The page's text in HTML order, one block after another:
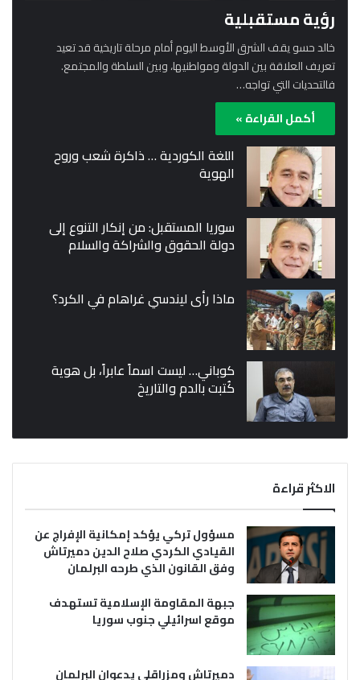
رؤية مستقبلية
خالد حسو يقف الشرق الأوسط اليوم أمام مرحلة تاريخية قد تعيد
تعريف العلاقة بين الدولة ومواطنيها، وبين السلطة والمجتمع.
فالتحديات التي تواجه…
أكمل القراءة »
اللغة الكوردية … ذاكرة شعب وروح
الهوية
سوريا المستقبل: من إنكار التنوع إلى
دولة الحقوق والشراكة والسلام
ماذا رأى ليندسي غراهام في الكرد؟
كوباني… ليست اسماً عابراً، بل هوية
كُتبت بالدم والتاريخ
الاكثر قراءة
مسؤول تركي يؤكد إمكانية الإفراج عن
القيادي الكردي صلاح الدين دميرتاش
وفق القانون الذي طرحه البرلمان
جبهة المقاومة الإسلامية تستهدف
موقع اسرائيلي جنوب سوريا
دميرتاش ومزراقلي يدعوان البرلمان